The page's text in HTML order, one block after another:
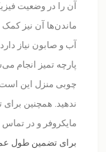
آن را در وضعیت
ماندن‌‌ها آن نیز
آب و صابون نیاز
پارچه تمیز انجام
چوبی منزل این
ندهید. همچنین
مایکروفر و در
برای تضمین طول